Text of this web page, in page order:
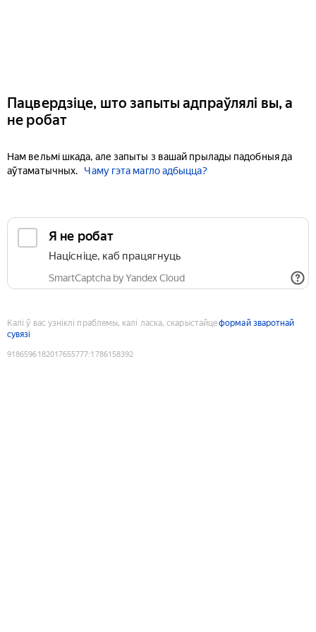
Пацвердзіце, што запыты адпраўлялі вы, а
не робат
Нам вельмі шкада, але запыты з вашай прылады падобныя да
аўтаматычных.
Чаму гэта магло адбыцца?
Я не робат
Націсніце, каб працягнуць
SmartCaptcha by Yandex Cloud
Калі ў вас узніклі праблемы, калі ласка, скарыстайцеформай зваротнай
сувязі
9186596182017655777:1786158392